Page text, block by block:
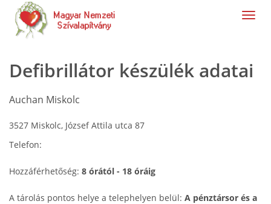
Defibrillátor készülék adatai
Auchan Miskolc
3527 Miskolc, József Attila utca 87
Telefon:
Hozzáférhetőség: 8 órától - 18 óráig
A tárolás pontos helye a telephelyen belül: A pénztársor és a